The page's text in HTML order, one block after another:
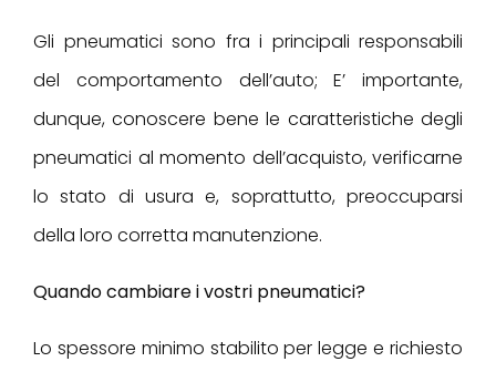
Gli pneumatici sono fra i principali responsabili
del comportamento dell’auto; E’ importante,
dunque, conoscere bene le caratteristiche degli
pneumatici al momento dell’acquisto, verificarne
lo stato di usura e, soprattutto, preoccuparsi
della loro corretta manutenzione.
Quando cambiare i vostri pneumatici?
Lo spessore minimo stabilito per legge e richiesto